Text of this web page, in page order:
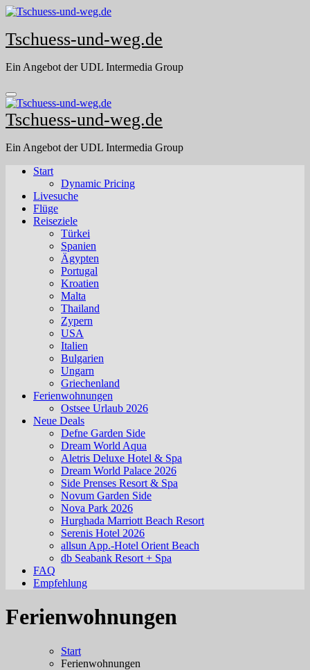
Skip
content
Tschuess-und-weg.de
Ein Angebot der UDL Intermedia Group
Tschuess-und-weg.de
Ein Angebot der UDL Intermedia Group
Start
Dynamic Pricing
Livesuche
Flüge
Reiseziele
Türkei
Spanien
Ägypten
Portugal
Kroatien
Malta
Thailand
Zypern
USA
Italien
Bulgarien
Ungarn
Griechenland
Ferienwohnungen
Ostsee Urlaub 2026
Neue Deals
Defne Garden Side
Dream World Aqua
Aletris Deluxe Hotel & Spa
Dream World Palace 2026
Side Prenses Resort & Spa
Novum Garden Side
Nova Park 2026
Hurghada Marriott Beach Resort
Serenis Hotel 2026
allsun App.-Hotel Orient Beach
db Seabank Resort + Spa
FAQ
Empfehlung
Ferienwohnungen
Start
Ferienwohnungen